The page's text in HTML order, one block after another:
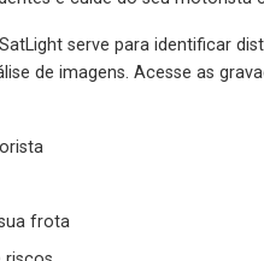
serve para identificar
de imagens. Acesse as
frota